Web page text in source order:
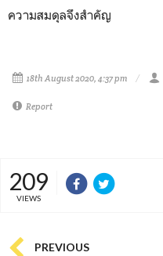
ความสมดุลจึงสำคัญ
18th August 2020, 4:37 pm
Report
209
VIEWS
PREVIOUS